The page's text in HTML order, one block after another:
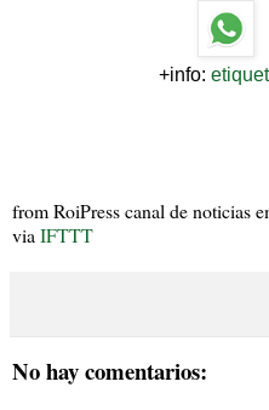
+info:
from RoiPress canal de noticias
via IFTTT
No hay comentarios: